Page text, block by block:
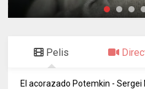
Pelis
El acorazado Potemkin - Sergei